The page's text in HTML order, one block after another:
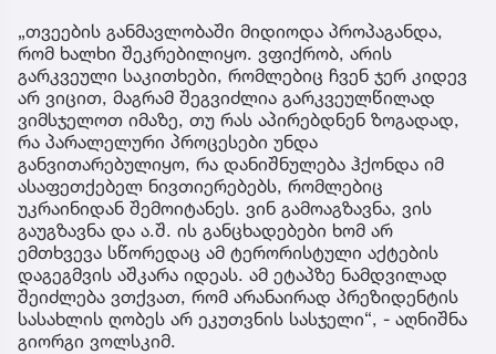
„თვეების განმავლობაში მიდიოდა პროპაგანდა,
რომ ხალხი შეკრებილიყო. ვფიქრობ, არის
გარკვეული საკითხები, რომლებიც ჩვენ ჯერ კიდევ
არ ვიცით, მაგრამ შეგვიძლია გარკვეულწილად
ვიმსჯელოთ იმაზე, თუ რას აპირებდნენ ზოგადად,
რა პარალელური პროცესები უნდა
განვითარებულიყო, რა დანიშნულება ჰქონდა იმ
ასაფეთქებელ ნივთიერებებს, რომლებიც
უკრაინიდან შემოიტანეს. ვინ გამოაგზავნა, ვის
გაუგზავნა და ა.შ. ის განცხადებები ხომ არ
ემთხვევა სწორედაც ამ ტერორისტული აქტების
დაგეგმვის აშკარა იდეას. ამ ეტაპზე ნამდვილად
შეიძლება ვთქვათ, რომ არანაირად პრეზიდენტის
სასახლის ღობეს არ ეკუთვნის სასჯელი“, - აღნიშნა
გიორგი ვოლსკიმ.